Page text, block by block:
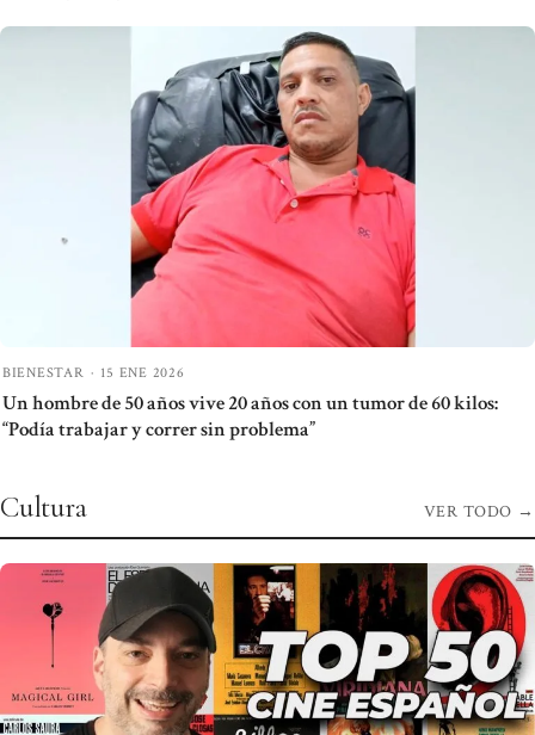
BIENESTAR · 15 ENE 2026
Un hombre de 50 años vive 20 años con un tumor de 60 kilos:
“Podía trabajar y correr sin problema”
Cultura VER TODO →